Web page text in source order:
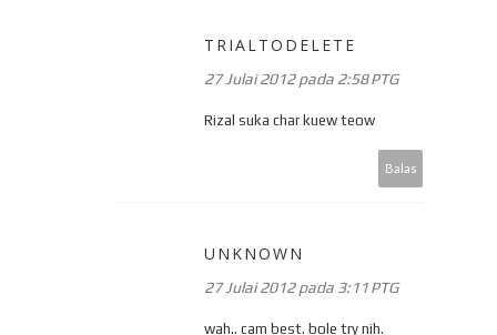
TRIALTODELETE
27 Julai 2012 pada 2:58 PTG
Rizal suka char kuew teow
Balas
UNKNOWN
27 Julai 2012 pada 3:11 PTG
wah.. cam best. bole try nih.